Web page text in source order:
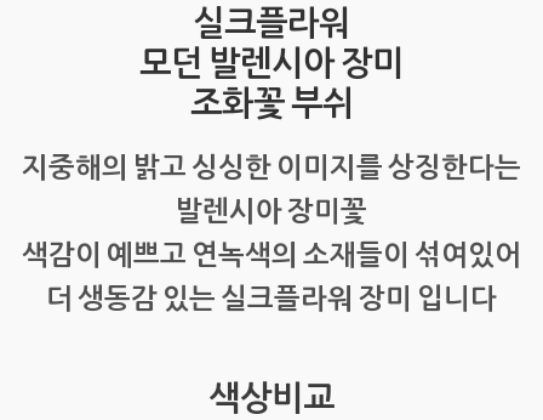
실크플라워
모던 발렌시아 장미
조화꽃 부쉬
지중해의 밝고 싱싱한 이미지를 상징한다는
발렌시아 장미꽃
색감이 예쁘고 연녹색의 소재들이 섞여있어
더 생동감 있는 실크플라워 장미 입니다
색상비교